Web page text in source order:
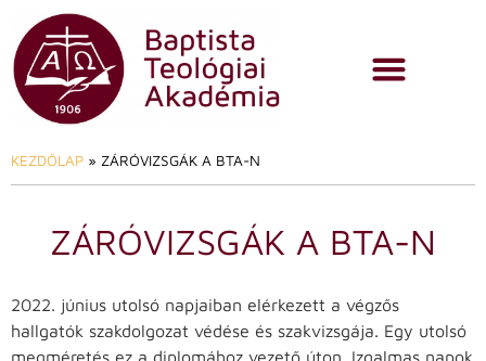
KEZDŐLAP » ZÁRÓVIZSGÁK A BTA-N
ZÁRÓVIZSGÁK A BTA-N
2022. június utolsó napjaiban elérkezett a végzős
hallgatók szakdolgozat védése és szakvizsgája. Egy utolsó
megméretés ez a diplomához vezető úton. Izgalmas napok